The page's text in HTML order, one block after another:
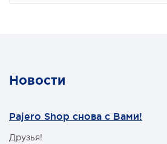
Новости
Pajero Shop снова с Вами!
Друзья!